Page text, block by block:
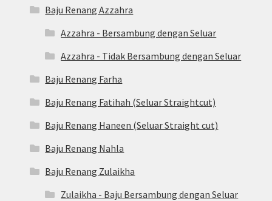
Baju Renang Azzahra
Azzahra - Bersambung dengan Seluar
Azzahra - Tidak Bersambung dengan Seluar
Baju Renang Farha
Baju Renang Fatihah (Seluar Straightcut)
Baju Renang Haneen (Seluar Straight cut)
Baju Renang Nahla
Baju Renang Zulaikha
Zulaikha - Baju Bersambung dengan Seluar